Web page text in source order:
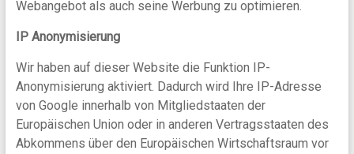
Webangebot als auch seine Werbung zu optimieren.
IP Anonymisierung
Wir haben auf dieser Website die Funktion IP-
Anonymisierung aktiviert. Dadurch wird Ihre IP-Adresse
von Google innerhalb von Mitgliedstaaten der
Europäischen Union oder in anderen Vertragsstaaten des
Abkommens über den Europäischen Wirtschaftsraum vor